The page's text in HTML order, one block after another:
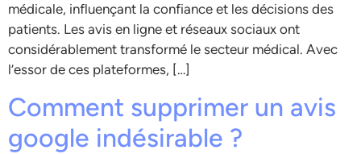
médicale, influençant la confiance et les décisions des
patients. Les avis en ligne et réseaux sociaux ont
considérablement transformé le secteur médical. Avec
l’essor de ces plateformes, […]
Comment supprimer un avis
google indésirable ?